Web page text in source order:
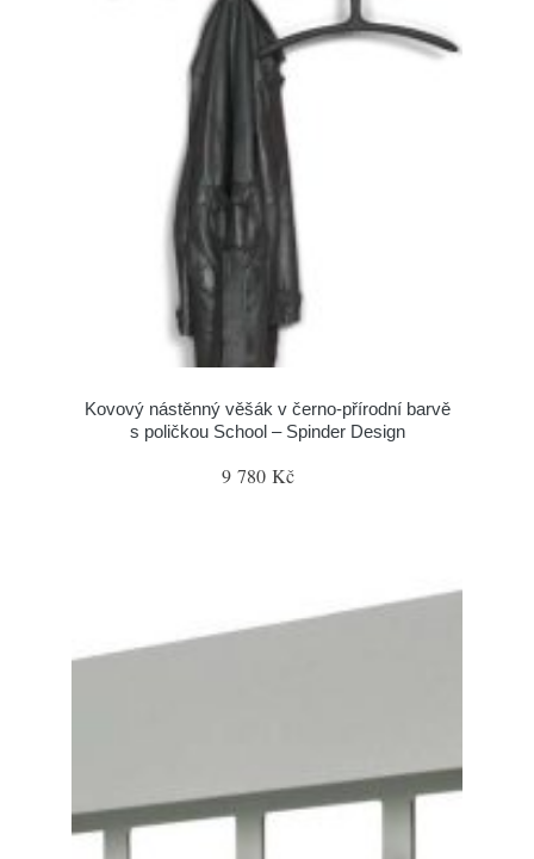
Kovový nástěnný věšák v černo-přírodní barvě
s poličkou School – Spinder Design
9 780 Kč